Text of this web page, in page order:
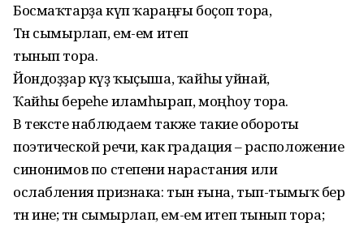
Босмаҡтарҙа күп ҡараңғы боҫоп тора,
Төн сымырлап, ем-ем итеп
тынып тора.
Йондоҙҙар күҙ ҡыҫыша, ҡайһы уйнай,
Ҡайһы береһе иламһырап, моңһоу тора.
В тексте наблюдаем также такие обороты
поэтической речи, как градация – расположение
синонимов по степени нарастания или
ослабления признака: тын ғына, тып-тымыҡ бер
төн ине; төн сымырлап, ем-ем итеп тынып тора;